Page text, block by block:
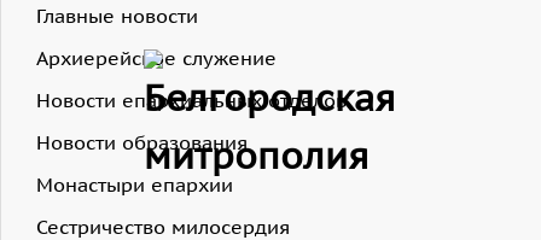
Главные новости
Архиерейское служение
Новости епархиальных отделов
Новости образования
Монастыри епархии
Сестричество милосердия